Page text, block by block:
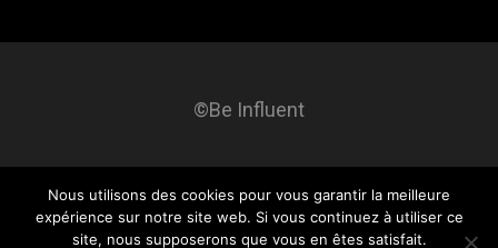
©Be Influent
Be influent A propos Blog Contact Mentions légales
Nous utilisons des cookies pour vous garantir la meilleure
expérience sur notre site web. Si vous continuez à utiliser ce
site, nous supposerons que vous en êtes satisfait.